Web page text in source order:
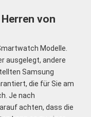
von
Modelle.
ausgelegt, andere
Samsung
die für Sie am
Je nach
achten, dass die